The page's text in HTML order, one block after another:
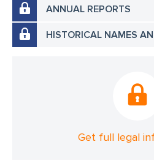
ANNUAL REPORTS
HISTORICAL NAMES
Get full legal